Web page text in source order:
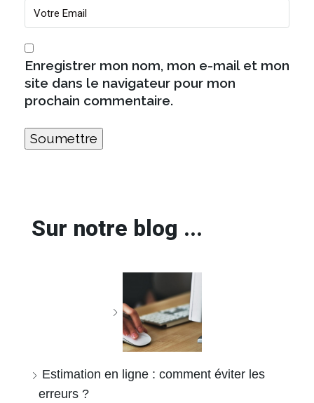
Enregistrer mon nom, mon e-mail et mon
site dans le navigateur pour mon
prochain commentaire.
Sur notre blog ...
Estimation en ligne : comment éviter les
erreurs ?